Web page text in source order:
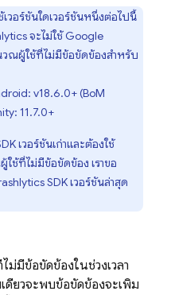
วอร์ชันใดเวอร์ชันหนึ่งต่อไปนี้
จะไม่ใช้Google
วณผู้ใช้ที่ไม่มีข้อขัดข้องสำหรับ
v18.6.0+ (BoM
11.7.0+
เวอร์ชันเก่าและต้องใช้
ใช้ที่ไม่มีข้อขัดข้อง เราขอ
SDK เวอร์ชันล่าสุด
ม่มีข้อขัดข้องในช่วงเวลา
เดียวจะพบข้อขัดข้องจะเพิ่ม